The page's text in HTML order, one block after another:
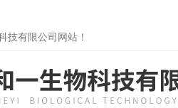
技有限公司网站！